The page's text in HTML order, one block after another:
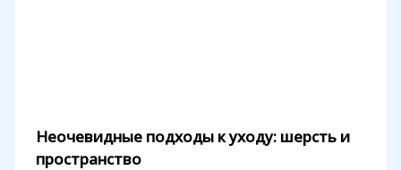
Неочевидные подходы к уходу: шерсть и
пространство